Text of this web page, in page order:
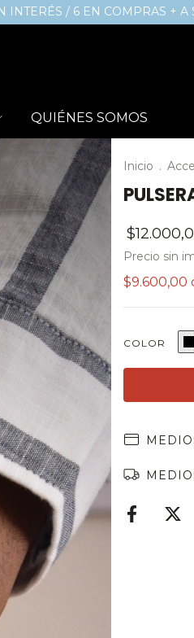
COMPRAS + A $150.000
QUIÉNES SOMOS
Inicio .
Precio sin
$9.600,00
COLOR